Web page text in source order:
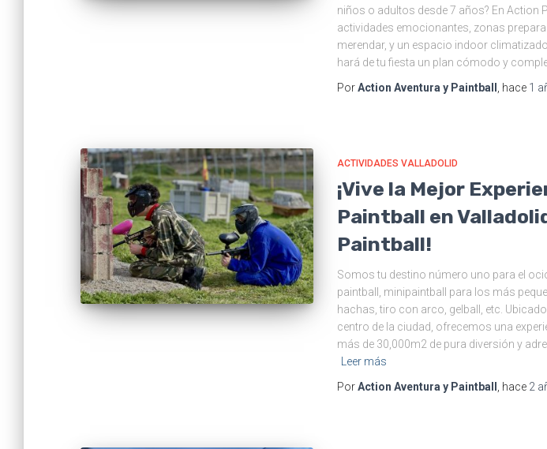
niños o adultos desde 7 años? En Action
actividades emocionantes, zonas
merendar, y un espacio indoor
hará de tu fiesta un plan cómodo y
PorAction Aventura y Paintball , hace 1
ACTIVIDADES VALLADOLID
¡Vive la Mejor
Paintball en
Paintball!
Somos tu destino número uno para el
paintball, minipaintball para los más
hachas, tiro con arco, gelball, etc.
centro de la ciudad, ofrecemos una
más de 30,000m2 de pura diversión y
Leer más
PorAction Aventura y Paintball , hace 2